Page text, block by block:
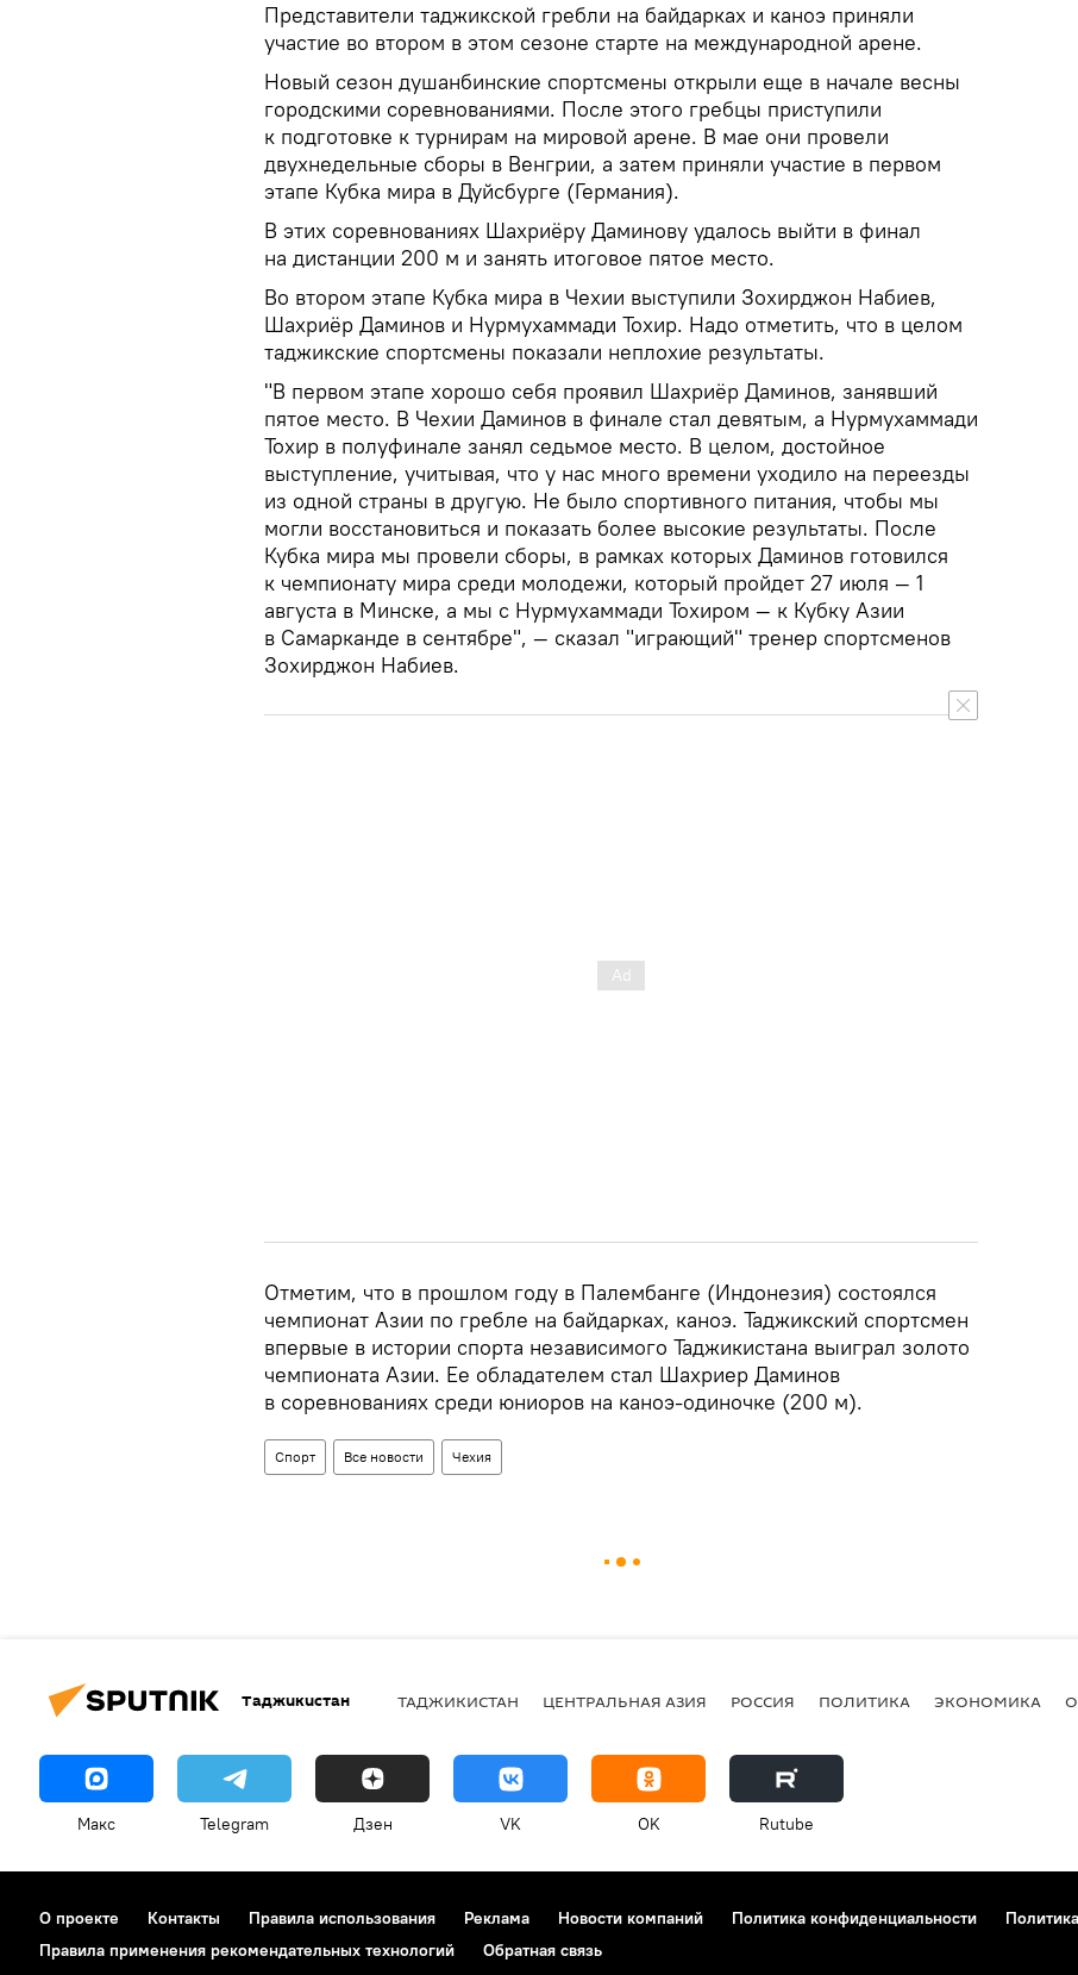
Представители таджикской гребли на байдарках и каноэ приняли
участие во втором в этом сезоне старте на международной арене.
Новый сезон душанбинские спортсмены открыли еще в начале весны
городскими соревнованиями. После этого гребцы приступили
к подготовке к турнирам на мировой арене. В мае они провели
двухнедельные сборы в Венгрии, а затем приняли участие в первом
этапе Кубка мира в Дуйсбурге (Германия).
В этих соревнованиях Шахриёру Даминову удалось выйти в финал
на дистанции 200 м и занять итоговое пятое место.
Во втором этапе Кубка мира в Чехии выступили Зохирджон Набиев,
Шахриёр Даминов и Нурмухаммади Тохир. Надо отметить, что в целом
таджикские спортсмены показали неплохие результаты.
"В первом этапе хорошо себя проявил Шахриёр Даминов, занявший
пятое место. В Чехии Даминов в финале стал девятым, а Нурмухаммади
Тохир в полуфинале занял седьмое место. В целом, достойное
выступление, учитывая, что у нас много времени уходило на переезды
из одной страны в другую. Не было спортивного питания, чтобы мы
могли восстановиться и показать более высокие результаты. После
Кубка мира мы провели сборы, в рамках которых Даминов готовился
к чемпионату мира среди молодежи, который пройдет 27 июля — 1
августа в Минске, а мы с Нурмухаммади Тохиром — к Кубку Азии
в Самарканде в сентябре", — сказал "играющий" тренер спортсменов
Зохирджон Набиев.
Отметим, что в прошлом году в Палембанге (Индонезия) состоялся
чемпионат Азии по гребле на байдарках, каноэ. Таджикский спортсмен
впервые в истории спорта независимого Таджикистана выиграл золото
чемпионата Азии. Ее обладателем стал Шахриер Даминов
в соревнованиях среди юниоров на каноэ-одиночке (200 м).
Спорт Все новости Чехия
Таджикистан ТАДЖИКИСТАН ЦЕНТРАЛЬНАЯ АЗИЯ РОССИЯ ПОЛИТИКА ЭКОНОМИКА
Макс Telegram Дзен VK OK Rutube
О проекте Контакты Правила использования Реклама Новости компаний Политика конфиденциальности
Правила применения рекомендательных технологий
Обратная связь